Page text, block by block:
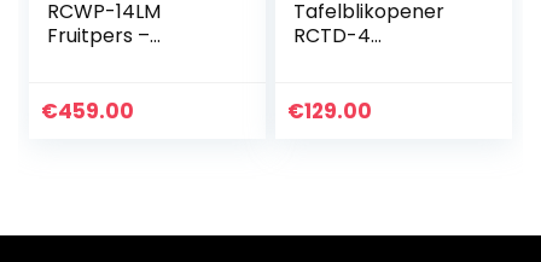
RCWP-14LM
Fruitpers –
Fruitpers kopen –
€459.00
Tafelblikopener
RCTD-4
roestvrij staal
€129.00